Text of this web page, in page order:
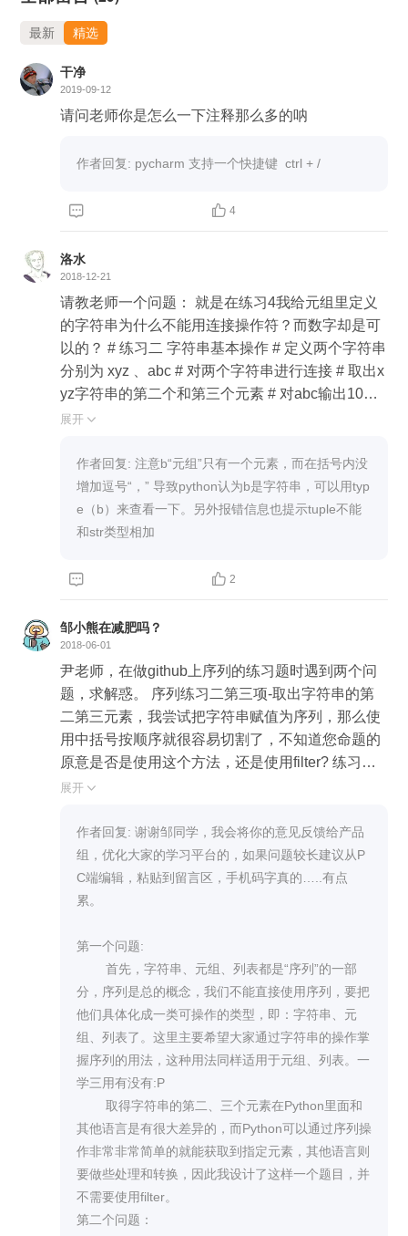
最新 精选
干净
2019-09-12
请问老师你是怎么一下注释那么多的呐
作者回复: pycharm 支持一个快捷键  ctrl + /
  4
洛水
2018-12-21
请教老师一个问题： 就是在练习4我给元组里定义
的字符串为什么不能用连接操作符？而数字却是可
以的？ # 练习二 字符串基本操作 # 定义两个字符串
分别为 xyz 、abc # 对两个字符串进行连接 # 取出x
yz字符串的第二个和第三个元素 # 对abc输出10次
# 判断a字符（串）在 xyz 和 abc 两个字符串中是否
bc) print(abc*10) print(xyz[1]) print(xyz[2]) print("a" i
n xyz) print("a" in abc) # 练习三 列表的基本操作 #
定义一个含有5个数字的列表 # 为列表增加一个元
素 100 # 使用remove()删除一个元素后观察列表的
取出列表的最后一个元素 abc_list=["123","456","78
emove("456") print(abc_list) print(abc_list[0:2]) prin
t(abc_list[-1]) # 练习四 元组的基本操作 # 定义一个
任意元组，对元组使用append() 查看错误信息 # 访
问元组中的倒数第二个元素 # 定义一个新的元组，
和 1. 的元组连接成一个新的元组 # 计算元组元素个
数 a=(u'巨蟹座',u'天蝎座',u'摩羯座') #a.append(u'白
羊座') print(a[-2]) b=(u'双子座') #print(a+b) c=(11,1
2,13,14) d=(65,21,22,45) print(c+d) print(len(c+d))
展开 
作者回复: 注意b“元组”只有一个元素，而在括号内没
增加逗号“，” 导致python认为b是字符串，可以用typ
e（b）来查看一下。另外报错信息也提示tuple不能
和str类型相加
  2
邹小熊在减肥吗？
2018-06-01
尹老师，在做github上序列的练习题时遇到两个问
题，求解惑。 序列练习二第三项-取出字符串的第
二第三元素，我尝试把字符串赋值为序列，那么使
用中括号按顺序就很容易切割了，不知道您命题的
原意是否是使用这个方法，还是使用filter? 练习四
中元祖的操作练习我觉得应该就是对filter功能的应
arm环境下没法实现filter功能，不知道是自己的代
码有问题还是怎么，但同样的代码我又在官方自带
的IDLE上试了下，是成功的…不知道哪里出了问
题。 最后给pc端提个意见…似乎网页版并不支持留
实条件允许的情况下还是在电脑上学习比较方便，
可以跟着练习，希望老师能跟产品组反馈一下。 谢
谢尹老师，课程很棒，我会努力跟上学下去！
展开 
作者回复: 谢谢邹同学，我会将你的意见反馈给产品
组，优化大家的学习平台的，如果问题较长建议从P
C端编辑，粘贴到留言区，手机码字真的…..有点
累。
第一个问题:
分，序列是总的概念，我们不能直接使用序列，要把
他们具体化成一类可操作的类型，即：字符串、元
组、列表了。这里主要希望大家通过字符串的操作掌
握序列的用法，这种用法同样适用于元组、列表。一
学三用有没有:P
其他语言是有很大差异的，而Python可以通过序列操
作非常非常简单的就能获取到指定元素，其他语言则
要做些处理和转换，因此我设计了这样一个题目，并
不需要使用filter。
第二个问题：